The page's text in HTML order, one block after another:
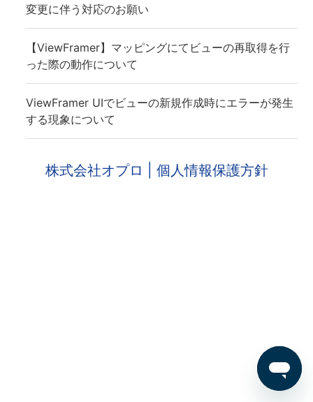
変更に伴う対応のお願い
【ViewFramer】マッピングにてビューの再取得を行
った際の動作について
ViewFramer UIでビューの新規作成時にエラーが発生
する現象について
株式会社オプロ | 個人情報保護方針